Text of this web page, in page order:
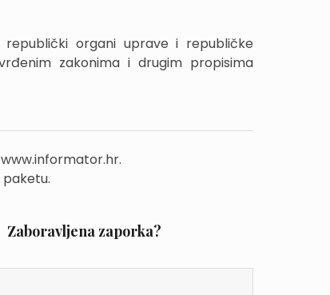
organi uprave i republičke
zakonima i drugim propisima
paketu.
Zaboravljena zaporka?